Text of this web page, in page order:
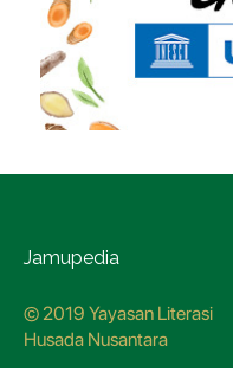
Jamupedia
© 2019 Yayasan Literasi
Husada Nusantara